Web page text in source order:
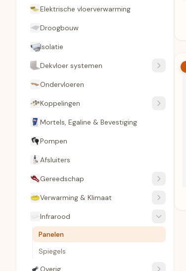
Elektrische vloerverwarming
Droogbouw
Isolatie
Dekvloer systemen
Ondervloeren
Koppelingen
Mortels, Egaline & Bevestiging
Pompen
Afsluiters
Gereedschap
Verwarming & Klimaat
Infrarood
Panelen
Spiegels
Overig